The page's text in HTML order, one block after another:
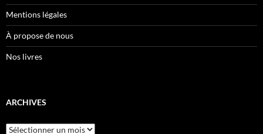
Mentions légales
À propose de nous
Nos livres
ARCHIVES
Archives